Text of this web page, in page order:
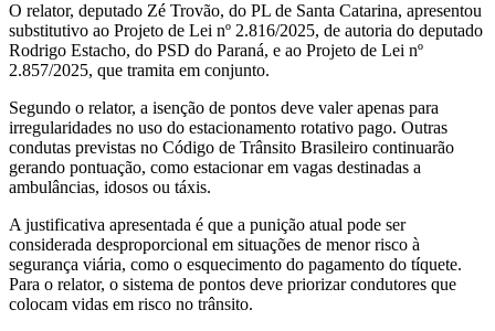
O relator, deputado Zé Trovão, do PL de Santa Catarina, apresentou
substitutivo ao Projeto de Lei nº 2.816/2025, de autoria do deputado
Rodrigo Estacho, do PSD do Paraná, e ao Projeto de Lei nº
2.857/2025, que tramita em conjunto.
Segundo o relator, a isenção de pontos deve valer apenas para
irregularidades no uso do estacionamento rotativo pago. Outras
condutas previstas no Código de Trânsito Brasileiro continuarão
gerando pontuação, como estacionar em vagas destinadas a
ambulâncias, idosos ou táxis.
A justificativa apresentada é que a punição atual pode ser
considerada desproporcional em situações de menor risco à
segurança viária, como o esquecimento do pagamento do tíquete.
Para o relator, o sistema de pontos deve priorizar condutores que
colocam vidas em risco no trânsito.